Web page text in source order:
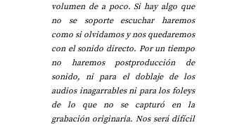
volumen de a poco. Si hay algo que
no se soporte escuchar haremos
como si olvidamos y nos quedaremos
con el sonido directo. Por un tiempo
no haremos postproducción de
sonido, ni para el doblaje de los
audios inagarrables ni para los foleys
de lo que no se capturó en la
grabación originaria. Nos será difícil